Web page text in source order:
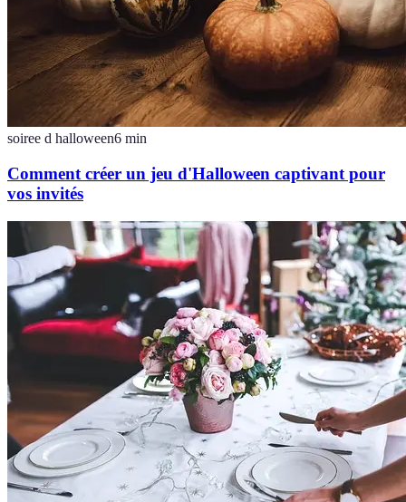
soiree d halloween6 min
Comment créer un jeu d'Halloween captivant pour
vos invités